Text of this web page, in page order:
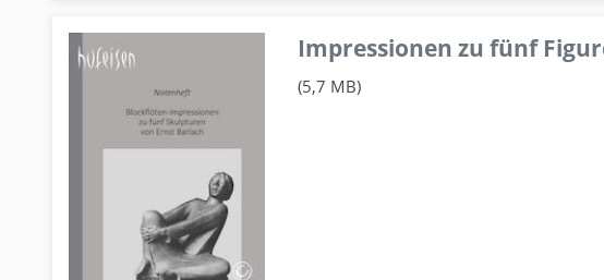
Impressionen zu fünf
(5,7 MB)